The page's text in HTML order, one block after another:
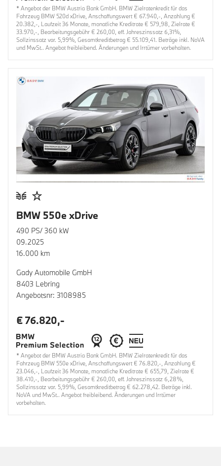
* Angebot der BMW Austria Bank GmbH. BMW Zielratenkredit für das
Fahrzeug BMW 520d xDrive, Anschaffungswert € 67.940,-, Anzahlung €
20.382,-, Laufzeit 36 Monate, monatliche Kreditrate € 579,98, Zielrate €
33.970,-, Bearbeitungsgebühr € 260,00, eff. Jahreszinssatz 6,31%,
Sollzinssatz var. 5,99%, Gesamtkreditbetrag € 55.109,41. Beträge inkl. NoVA
und MwSt.. Angebot freibleibend. Änderungen und Irrtümer vorbehalten.
BMW 550e xDrive
490 PS/ 360 kW
09.2025
16.000 km
Gady Automobile GmbH
8403 Lebring
Angebotsnr: 3108985
€ 76.820,-
* Angebot der BMW Austria Bank GmbH. BMW Zielratenkredit für das
Fahrzeug BMW 550e xDrive, Anschaffungswert € 76.820,-, Anzahlung €
23.046,-, Laufzeit 36 Monate, monatliche Kreditrate € 655,79, Zielrate €
38.410,-, Bearbeitungsgebühr € 260,00, eff. Jahreszinssatz 6,28%,
Sollzinssatz var. 5,99%, Gesamtkreditbetrag € 62.278,42. Beträge inkl.
NoVA und MwSt.. Angebot freibleibend. Änderungen und Irrtümer
vorbehalten.